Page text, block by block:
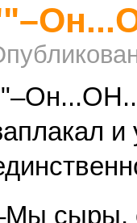
сыры,